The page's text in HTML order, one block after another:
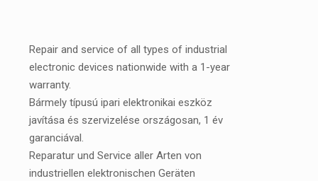
Repair and service of all types of industrial
electronic devices nationwide with a 1-year
warranty.
Bármely típusú ipari elektronikai eszköz
javítása és szervizelése országosan, 1 év
garanciával.
Reparatur und Service aller Arten von
industriellen elektronischen Geräten